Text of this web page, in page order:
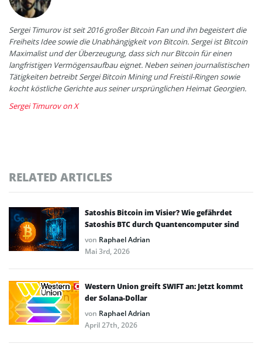
Sergei Timurov ist seit 2016 großer Bitcoin Fan und ihn begeistert die
Freiheits Idee sowie die Unabhängigkeit von Bitcoin. Sergei ist Bitcoin
Maximalist und der Überzeugung, dass sich nur Bitcoin für einen
langfristigen Vermögensaufbau eignet. Neben seinen journalistischen
Tätigkeiten betreibt Sergei Bitcoin Mining und Freistil-Ringen sowie
kocht köstliche Gerichte aus seiner ursprünglichen Heimat Georgien.
Sergei Timurov on X
RELATED ARTICLES
Satoshis Bitcoin im Visier? Wie gefährdet
Satoshis BTC durch Quantencomputer sind
von Raphael Adrian
Mai 3rd, 2026
Western Union greift SWIFT an: Jetzt kommt
der Solana-Dollar
von Raphael Adrian
April 27th, 2026